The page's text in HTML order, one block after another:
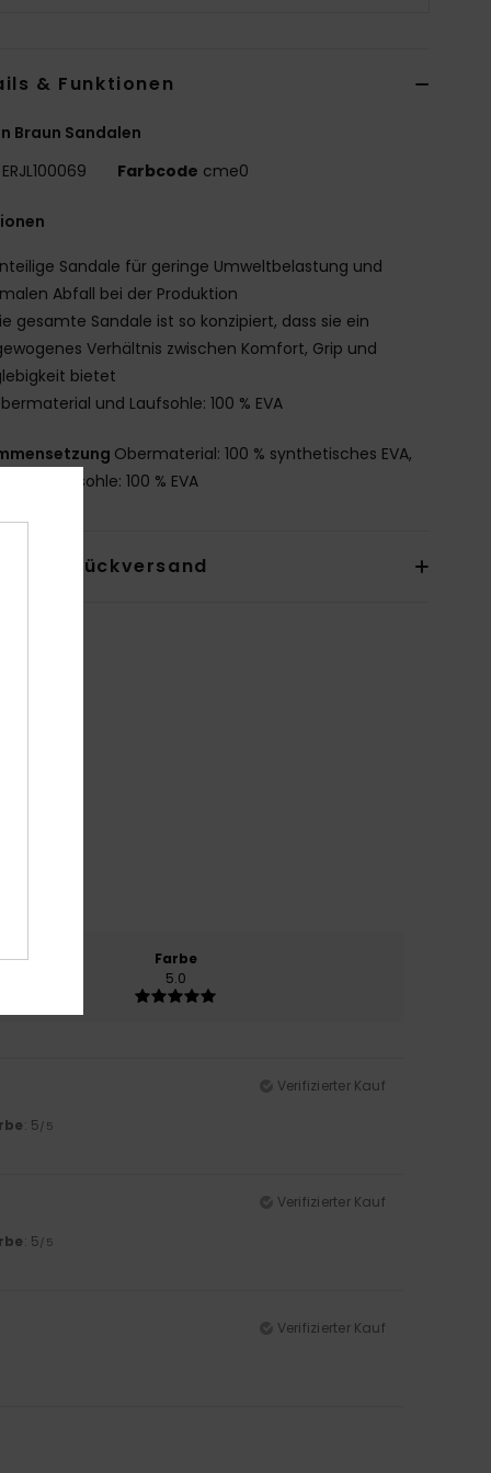
& Funktionen
Braun Sandalen
ERJL100069 Farbcode cme0
Sandale für geringe Umweltbelastung und
Abfall bei der Produktion
gesamte Sandale ist so konzipiert, dass sie ein
Verhältnis zwischen Komfort, Grip und
bietet
und Laufsohle: 100 % EVA
Obermaterial: 100 % synthetisches EVA,
k. A., Laufsohle: 100 % EVA
& Rückversand
Farbe
5.0
Verifizierter Kauf
: 5/5
Verifizierter Kauf
: 5/5
Verifizierter Kauf